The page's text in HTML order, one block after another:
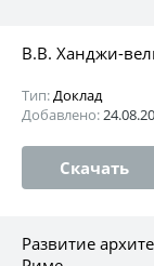
В.В. Ханджи-
Тип:Доклад
Добавлено:
Скачать
Развитие